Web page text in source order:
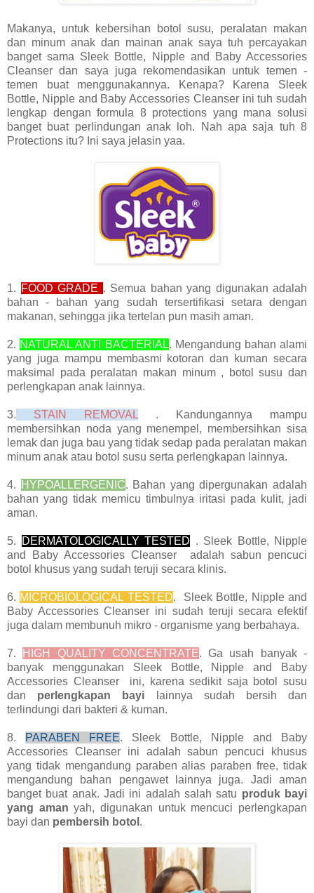
Makanya, untuk kebersihan botol susu, peralatan makan
dan minum anak dan mainan anak saya tuh percayakan
banget sama Sleek Bottle, Nipple and Baby Accessories
Cleanser dan saya juga rekomendasikan untuk temen -
temen buat menggunakannya. Kenapa? Karena Sleek
Bottle, Nipple and Baby Accessories Cleanser ini tuh sudah
lengkap dengan formula 8 protections yang mana solusi
banget buat perlindungan anak loh. Nah apa saja tuh 8
Protections itu? Ini saya jelasin yaa.
1. FOOD GRADE . Semua bahan yang digunakan adalah
bahan - bahan yang sudah tersertifikasi setara dengan
makanan, sehingga jika tertelan pun masih aman.
2. NATURAL ANTI BACTERIAL. Mengandung bahan alami
yang juga mampu membasmi kotoran dan kuman secara
maksimal pada peralatan makan minum , botol susu dan
perlengkapan anak lainnya.
3. STAIN REMOVAL . Kandungannya mampu
membersihkan noda yang menempel, membersihkan sisa
lemak dan juga bau yang tidak sedap pada peralatan makan
minum anak atau botol susu serta perlengkapan lainnya.
4. HYPOALLERGENIC. Bahan yang dipergunakan adalah
bahan yang tidak memicu timbulnya iritasi pada kulit, jadi
aman.
5. DERMATOLOGICALLY TESTED . Sleek Bottle, Nipple
and Baby Accessories Cleanser adalah sabun pencuci
botol khusus yang sudah teruji secara klinis.
6. MICROBIOLOGICAL TESTED. Sleek Bottle, Nipple and
Baby Accessories Cleanser ini sudah teruji secara efektif
juga dalam membunuh mikro - organisme yang berbahaya.
7. HIGH QUALITY CONCENTRATE. Ga usah banyak -
banyak menggunakan Sleek Bottle, Nipple and Baby
Accessories Cleanser ini, karena sedikit saja botol susu
dan perlengkapan bayi lainnya sudah bersih dan
terlindungi dari bakteri & kuman.
8. PARABEN FREE. Sleek Bottle, Nipple and Baby
Accessories Cleanser ini adalah sabun pencuci khusus
yang tidak mengandung paraben alias paraben free, tidak
mengandung bahan pengawet lainnya juga. Jadi aman
banget buat anak. Jadi ini adalah salah satu produk bayi
yang aman yah, digunakan untuk mencuci perlengkapan
bayi dan pembersih botol .